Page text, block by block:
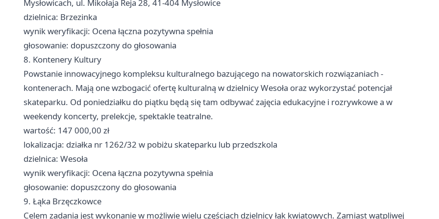
Mysłowicach, ul. Mikołaja Reja 28, 41-404 Mysłowice
dzielnica: Brzezinka
wynik weryfikacji: Ocena łączna pozytywna spełnia
głosowanie: dopuszczony do głosowania
8. Kontenery Kultury
Powstanie innowacyjnego kompleksu kulturalnego bazującego na nowatorskich rozwiązaniach -
kontenerach. Mają one wzbogacić ofertę kulturalną w dzielnicy Wesoła oraz wykorzystać potencjał
skateparku. Od poniedziałku do piątku będą się tam odbywać zajęcia edukacyjne i rozrywkowe a w
weekendy koncerty, prelekcje, spektakle teatralne.
wartość: 147 000,00 zł
lokalizacja: działka nr 1262/32 w pobiżu skateparku lub przedszkola
dzielnica: Wesoła
wynik weryfikacji: Ocena łączna pozytywna spełnia
głosowanie: dopuszczony do głosowania
9. Łąka Brzęczkowce
Celem zadania jest wykonanie w możliwie wielu częściach dzielnicy łąk kwiatowych. Zamiast wątpliwej